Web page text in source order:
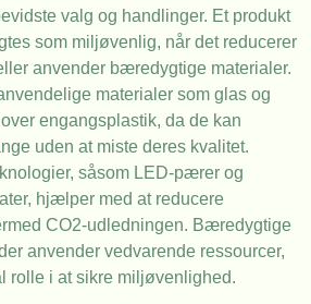
valg og handlinger. Et produkt
som miljøvenlig, når det reducerer
anvender bæredygtige materialer.
materialer som glas og
engangsplastik, da de kan
uden at miste deres kvalitet.
såsom LED-pærer og
hjælper med at reducere
CO2-udledningen. Bæredygtige
anvender vedvarende ressourcer,
rolle i at sikre miljøvenlighed.